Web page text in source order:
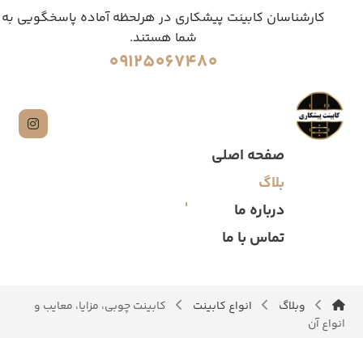
کارشناسان کابینت پیشکاری در هرلحظه آماده پاسخگویی به
شما هستند.
09125067480
صفحه اصلی
بلاگ
درباره ما
تماس با ما
وبلاگ انواع کابینت
کابینت چوبی، مزایا، معایب و
انواع آن